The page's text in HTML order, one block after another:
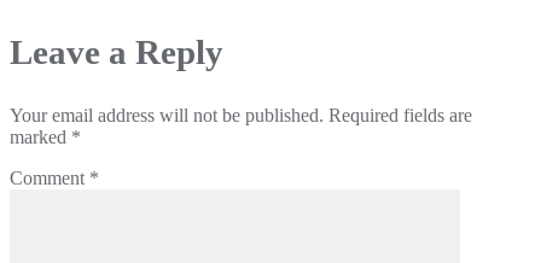
Leave a Reply
Your email address will not be published. Required fields are
marked *
Comment *